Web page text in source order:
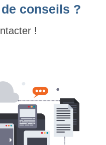
conseils ?
!